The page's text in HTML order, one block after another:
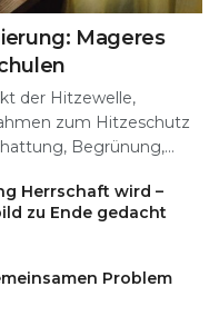
Mageres
der Hitzewelle,
zum Hitzeschutz
Begrünung,...
Herrschaft wird –
zu Ende gedacht
Problem